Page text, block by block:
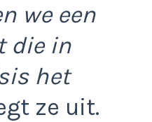
we een
die in
het
ze uit.